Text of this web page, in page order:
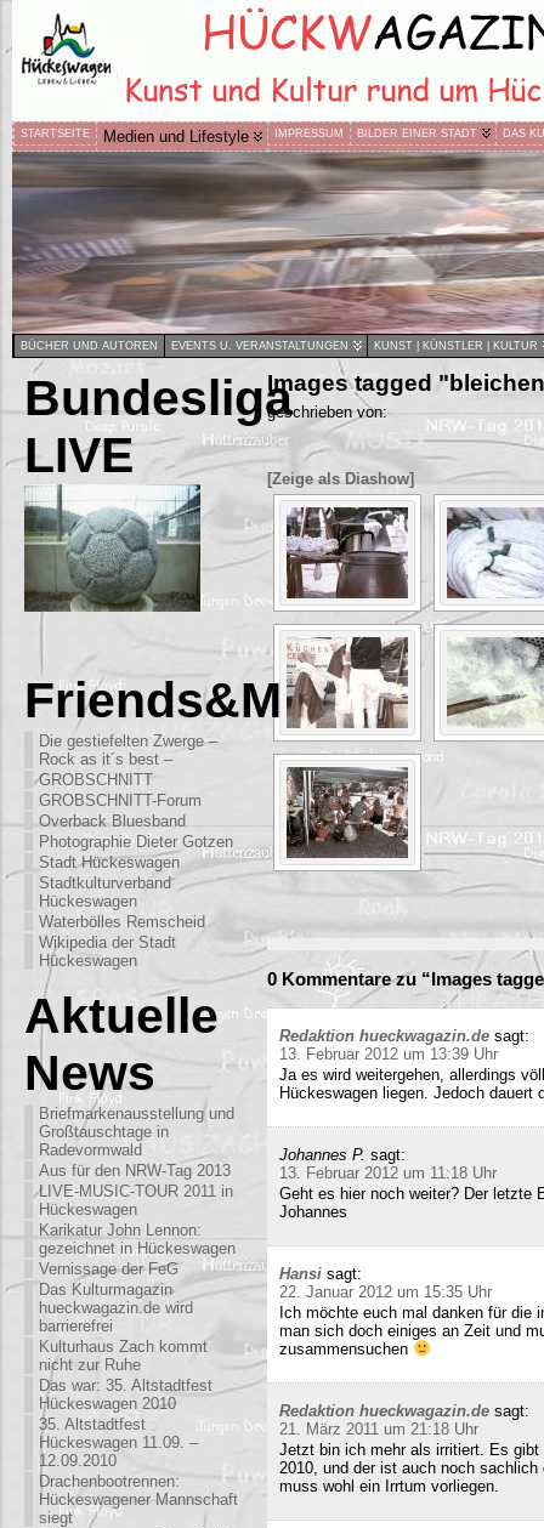
STARTSEITE Medien und Lifestyle IMPRESSUM BILDER EINER STADT DAS
BÜCHER UND AUTOREN EVENTS U. VERANSTALTUNGEN KUNST | KÜNSTLER | KULTUR
Bundesliga
LIVE
Friends&More
Die gestiefelten Zwerge –
Rock as it´s best –
GROBSCHNITT
GROBSCHNITT-Forum
Overback Bluesband
Photographie Dieter Gotzen
Stadt Hückeswagen
Stadtkulturverband
Hückeswagen
Waterbölles Remscheid
Wikipedia der Stadt
Hückeswagen
Aktuelle
News
Briefmarkenausstellung und
Großtauschtage in
Radevormwald
Aus für den NRW-Tag 2013
LIVE-MUSIC-TOUR 2011 in
Hückeswagen
Karikatur John Lennon:
gezeichnet in Hückeswagen
Vernissage der FeG
Das Kulturmagazin
hueckwagazin.de wird
barrierefrei
Kulturhaus Zach kommt
nicht zur Ruhe
Das war: 35. Altstadtfest
Hückeswagen 2010
35. Altstadtfest
Hückeswagen 11.09. –
12.09.2010
Drachenbootrennen:
Hückeswagener Mannschaft
siegt
Images tagged
geschrieben von:
[Zeige als Diashow]
0 Kommentare zu “Images
Redaktion hueckwagazin.de sagt:
13. Februar 2012 um 13:39 Uhr
Ja es wird weitergehen, allerdings
Hückeswagen liegen. Jedoch
Johannes P. sagt:
13. Februar 2012 um 11:18 Uhr
Geht es hier noch weiter? Der letzte
Johannes
Hansi sagt:
22. Januar 2012 um 15:35 Uhr
Ich möchte euch mal danken für die
man sich doch einiges an Zeit und
zusammensuchen
Redaktion hueckwagazin.de sagt:
21. März 2011 um 21:18 Uhr
Jetzt bin ich mehr als irritiert. Es gibt
2010, und der ist auch noch
muss wohl ein Irrtum vorliegen.